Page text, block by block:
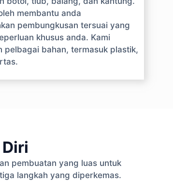
membantu anda
pembungkusan tersuai yang
khusus anda. Kami
pelbagai bahan, termasuk plastik,
pembuatan yang luas untuk
langkah yang diperkemas.